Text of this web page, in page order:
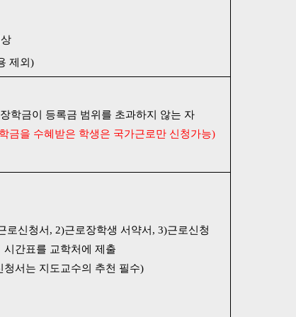
제외)
학금이 등록금 범위를 초과하지 않는 자
금을 수혜받은 학생은 국가근로만 신청가능)
로신청서 , 2)근로장학생 서약서 , 3)근로신청
시간표를 교학처에 제출
서는 지도교수의 추천 필수)